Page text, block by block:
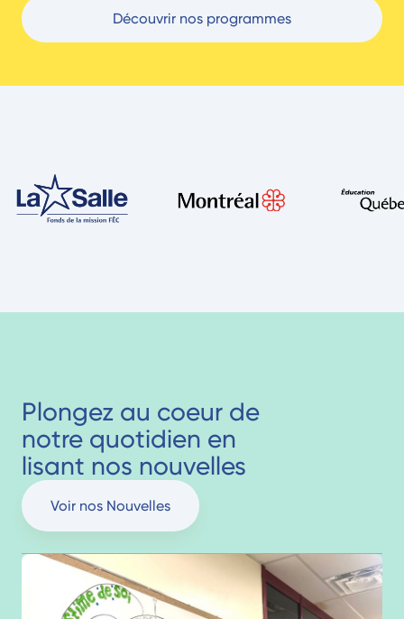
Découvrir nos programmes
Plongez au coeur de
notre quotidien en
lisant nos nouvelles
Voir nos Nouvelles